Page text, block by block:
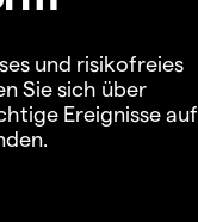
und risikofreies
Sie sich über
Ereignisse auf